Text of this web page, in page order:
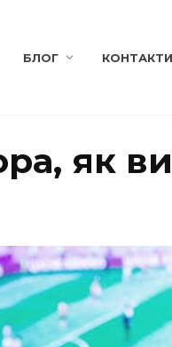
БЛОГ КОНТАКТИ
як